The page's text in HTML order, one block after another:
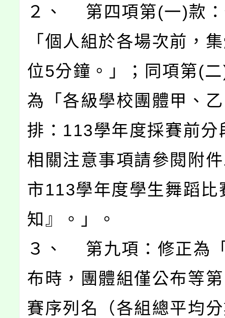
２、 第四項第(一)款
「個人組於各場次前，
位5分鐘。」；同項第(
為「各級學校團體甲、
排：113學年度採賽前分
相關注意事項請參閱附
市113學年度學生舞蹈比
知』。」。
３、 第九項：修正為
布時，團體組僅公布等
賽序列名（各組總平均